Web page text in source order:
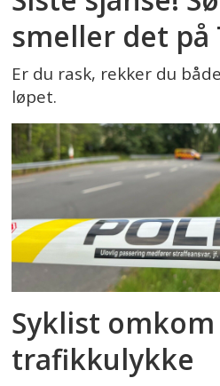
smeller det på
Er du rask, rekker du
løpet.
Syklist
trafikkulykke